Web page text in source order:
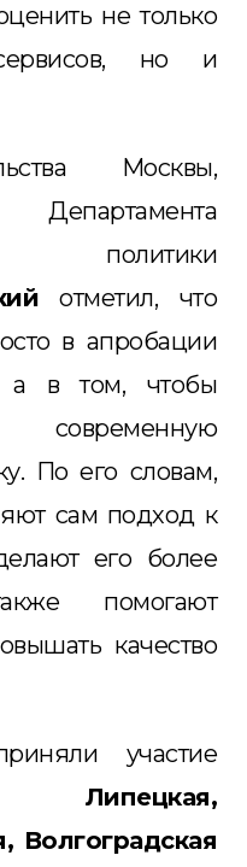
не только
сервисов, но и
Москвы,
политики
отметил, что
в апробации
а в том, чтобы
По его словам,
сам подход к
его более
помогают
качество
участие
Липецкая,
Волгоградская